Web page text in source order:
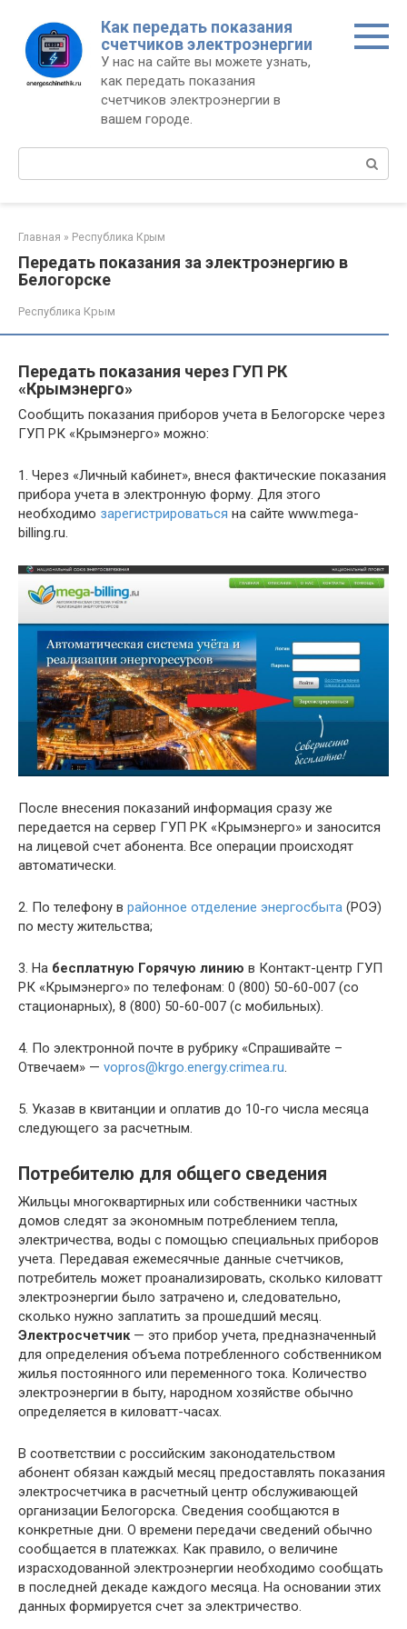
контенту
Как передать показания
счетчиков электроэнергии
У нас на сайте вы можете узнать,
как передать показания
счетчиков электроэнергии в
вашем городе.
Поиск:
Главная » Республика Крым
Передать показания за электроэнергию в
Белогорске
Республика Крым
Передать показания через ГУП РК
«Крымэнерго»
Сообщить показания приборов учета в Белогорске через
ГУП РК «Крымэнерго» можно:
1. Через «Личный кабинет», внеся фактические показания
прибора учета в электронную форму. Для этого
необходимо зарегистрироваться на сайте www.mega-
billing.ru.
После внесения показаний информация сразу же
передается на сервер ГУП РК «Крымэнерго» и заносится
на лицевой счет абонента. Все операции происходят
автоматически.
2. По телефону в районное отделение энергосбыта (РОЭ)
по месту жительства;
3. На бесплатную Горячую линию в Контакт-центр ГУП
РК «Крымэнерго» по телефонам: 0 (800) 50-60-007 (со
стационарных), 8 (800) 50-60-007 (с мобильных).
4. По электронной почте в рубрику «Спрашивайте –
Отвечаем» — vopros@krgo.energy.crimea.ru.
5. Указав в квитанции и оплатив до 10-го числа месяца
следующего за расчетным.
Потребителю для общего сведения
Жильцы многоквартирных или собственники частных
домов следят за экономным потреблением тепла,
электричества, воды с помощью специальных приборов
учета. Передавая ежемесячные данные счетчиков,
потребитель может проанализировать, сколько киловатт
электроэнергии было затрачено и, следовательно,
сколько нужно заплатить за прошедший месяц.
Электросчетчик— это прибор учета, предназначенный
для определения объема потребленного собственником
жилья постоянного или переменного тока. Количество
электроэнергии в быту, народном хозяйстве обычно
определяется в киловатт-часах.
В соответствии с российским законодательством
абонент обязан каждый месяц предоставлять показания
электросчетчика в расчетный центр обслуживающей
организации Белогорска. Сведения сообщаются в
конкретные дни. О времени передачи сведений обычно
сообщается в платежках. Как правило, о величине
израсходованной электроэнергии необходимо сообщать
в последней декаде каждого месяца. На основании этих
данных формируется счет за электричество.